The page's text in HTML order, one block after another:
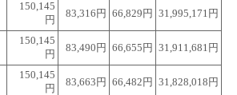
150,145
円
83,316円 66,829円 31,995,171円
150,145
円
83,490円 66,655円 31,911,681円
150,145
円
83,663円 66,482円 31,828,018円